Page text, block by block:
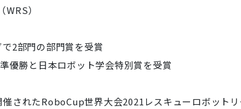
）
2部門の部門賞を受賞
優勝と日本ロボット学会特別賞を受賞
されたRoboCup世界大会2021レスキューロボット